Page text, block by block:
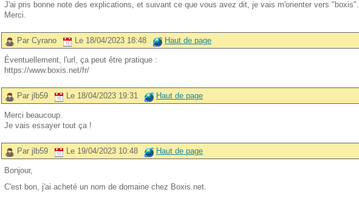
J'ai pris bonne note des explications, et suivant ce que vous avez dit, je vais m'orienter vers "boxis".
Merci.
Par Cyrano Le 18/04/2023 18:48 Haut de page
Éventuellement, l'url, ça peut être pratique :
https://www.boxis.net/fr/
Par jlb59 Le 18/04/2023 19:31 Haut de page
Merci beaucoup.
Je vais essayer tout ça !
Par jlb59 Le 19/04/2023 10:48 Haut de page
Bonjour,
C'est bon, j'ai acheté un nom de domaine chez Boxis.net.